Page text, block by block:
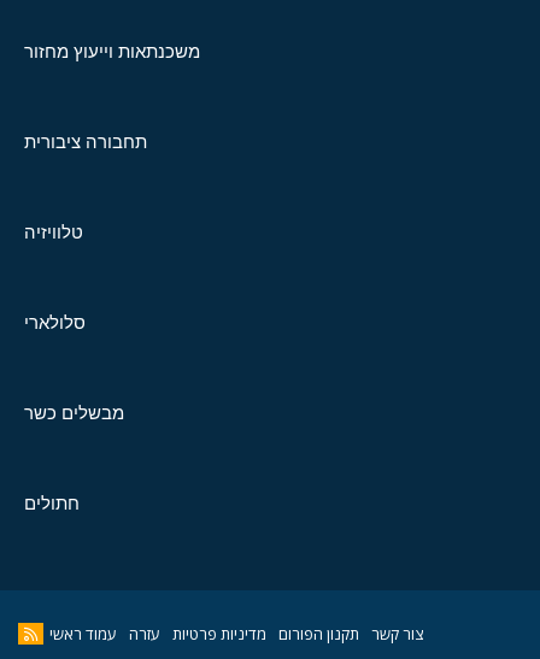
משכנתאות וייעוץ מחזור
תחבורה ציבורית
טלוויזיה
סלולארי
מבשלים כשר
חתולים
צור קשר תקנון הפורום מדיניות פרטיות עזרה עמוד ראשי